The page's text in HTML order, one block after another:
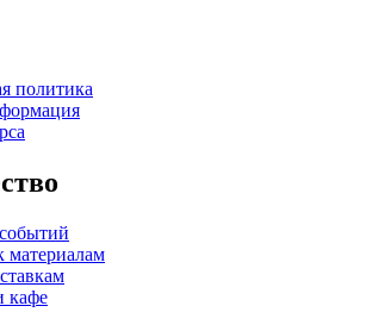
политика
материалам
кафе